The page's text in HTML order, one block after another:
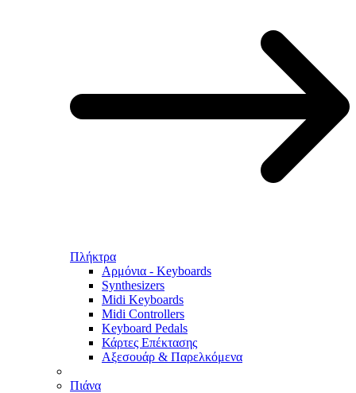
Πλήκτρα
Αρμόνια - Keyboards
Synthesizers
Midi Keyboards
Midi Controllers
Keyboard Pedals
Κάρτες Επέκτασης
Αξεσουάρ & Παρελκόμενα
Πιάνα